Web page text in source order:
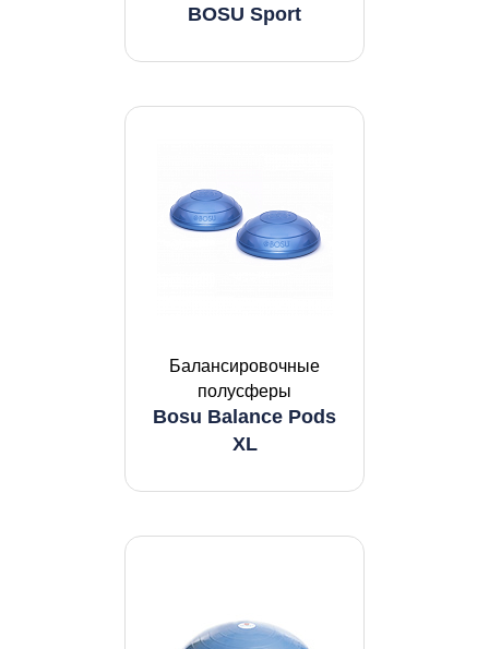
BOSU Sport
Балансировочные
полусферы
Bosu Balance Pods
XL